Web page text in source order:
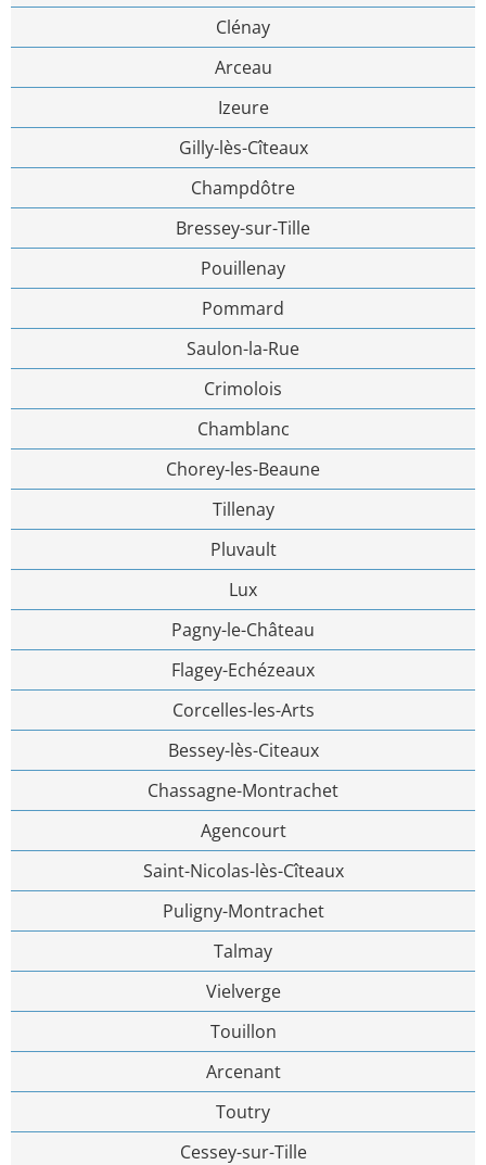
Clénay
Arceau
Izeure
Gilly-lès-Cîteaux
Champdôtre
Bressey-sur-Tille
Pouillenay
Pommard
Saulon-la-Rue
Crimolois
Chamblanc
Chorey-les-Beaune
Tillenay
Pluvault
Lux
Pagny-le-Château
Flagey-Echézeaux
Corcelles-les-Arts
Bessey-lès-Citeaux
Chassagne-Montrachet
Agencourt
Saint-Nicolas-lès-Cîteaux
Puligny-Montrachet
Talmay
Vielverge
Touillon
Arcenant
Toutry
Cessey-sur-Tille